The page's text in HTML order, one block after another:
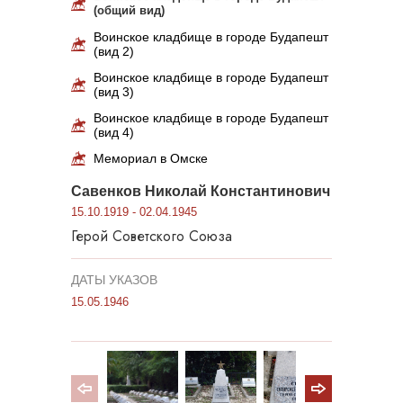
(общий вид)
Воинское кладбище в городе Будапешт
(вид 2)
Воинское кладбище в городе Будапешт
(вид 3)
Воинское кладбище в городе Будапешт
(вид 4)
Мемориал в Омске
Савенков Николай Константинович
15.10.1919 - 02.04.1945
Герой Советского Союза
ДАТЫ УКАЗОВ
15.05.1946